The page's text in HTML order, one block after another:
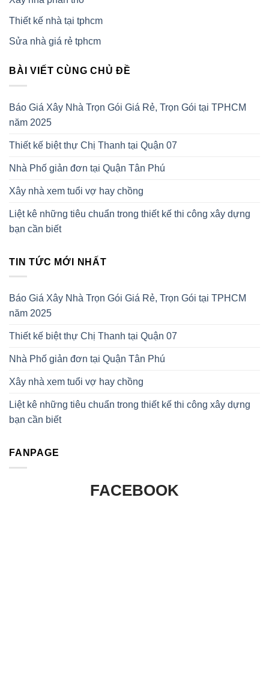
Thiết kế nhà tại tphcm
Sửa nhà giá rẻ tphcm
BÀI VIẾT CÙNG CHỦ ĐỀ
Báo Giá Xây Nhà Trọn Gói Giá Rẻ, Trọn Gói tại TPHCM
năm 2025
Thiết kế biệt thự Chị Thanh tại Quận 07
Nhà Phố giản đơn tại Quận Tân Phú
Xây nhà xem tuổi vợ hay chồng
Liệt kê những tiêu chuẩn trong thiết kế thi công xây dựng
bạn cần biết
TIN TỨC MỚI NHẤT
Báo Giá Xây Nhà Trọn Gói Giá Rẻ, Trọn Gói tại TPHCM
năm 2025
Thiết kế biệt thự Chị Thanh tại Quận 07
Nhà Phố giản đơn tại Quận Tân Phú
Xây nhà xem tuổi vợ hay chồng
Liệt kê những tiêu chuẩn trong thiết kế thi công xây dựng
bạn cần biết
FANPAGE
FACEBOOK